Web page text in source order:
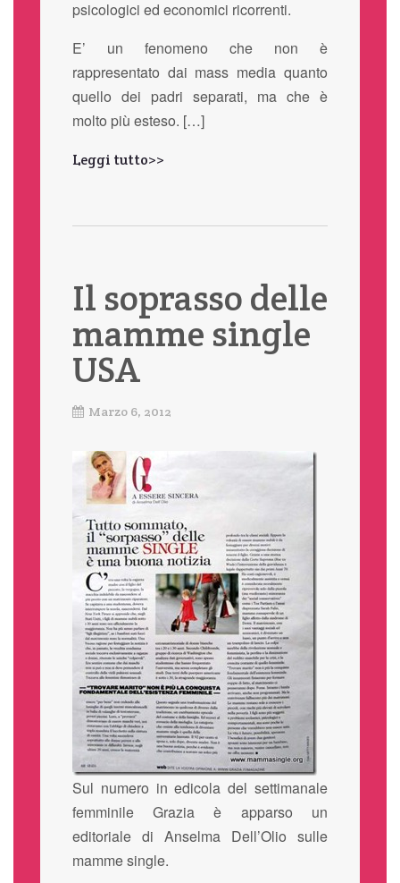
psicologici ed economici ricorrenti.
E’ un fenomeno che non è
rappresentato dai mass media quanto
quello dei padri separati, ma che è
molto più esteso. […]
Leggi tutto>>
Il soprasso delle
mamme single
USA
Marzo 6, 2012
Sul numero in edicola del settimanale
femminile Grazia è apparso un
editoriale di Anselma Dell’Olio sulle
mamme single.